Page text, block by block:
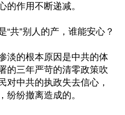
的作用不断递减。
“共”别人的产，谁能安心？
淡的根本原因是中共的体
的三年严苛的清零政策吹
对中共的执政失去信心，
纷纷撤离造成的。